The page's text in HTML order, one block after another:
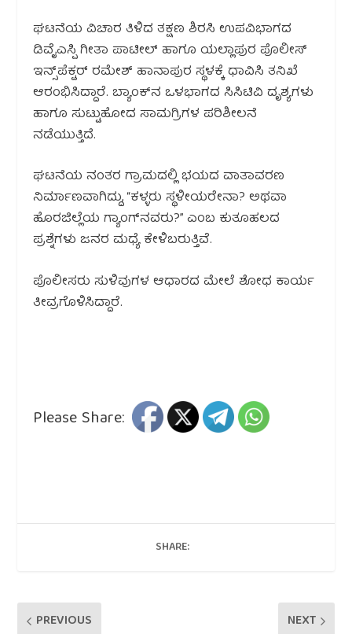
ಘಟನೆಯ ವಿಚಾರ ತಿಳಿದ ತಕ್ಷಣ ಶಿರಸಿ ಉಪವಿಭಾಗದ
ಡಿವೈಎಸ್ಪಿ ಗೀತಾ ಪಾಟೀಲ್ ಹಾಗೂ ಯಲ್ಲಾಪುರ ಪೊಲೀಸ್
ಇನ್ಸ್‌ಪೆಕ್ಟರ್ ರಮೇಶ್ ಹಾನಾಪುರ ಸ್ಥಳಕ್ಕೆ ಧಾವಿಸಿ ತನಿಖೆ
ಆರಂಭಿಸಿದ್ದಾರೆ. ಬ್ಯಾಂಕ್‌ನ ಒಳಭಾಗದ ಸಿಸಿಟಿವಿ ದೃಶ್ಯಗಳು
ಹಾಗೂ ಸುಟ್ಟುಹೋದ ಸಾಮಗ್ರಿಗಳ ಪರಿಶೀಲನೆ
ನಡೆಯುತ್ತಿದೆ.
ಘಟನೆಯ ನಂತರ ಗ್ರಾಮದಲ್ಲಿ ಭಯದ ವಾತಾವರಣ
ನಿರ್ಮಾಣವಾಗಿದ್ದು, “ಕಳ್ಳರು ಸ್ಥಳೀಯರೇನಾ? ಅಥವಾ
ಹೊರಜಿಲ್ಲೆಯ ಗ್ಯಾಂಗ್‌ನವರು?” ಎಂಬ ಕುತೂಹಲದ
ಪ್ರಶ್ನೆಗಳು ಜನರ ಮಧ್ಯೆ ಕೇಳಿಬರುತ್ತಿವೆ.
ಪೊಲೀಸರು ಸುಳಿವುಗಳ ಆಧಾರದ ಮೇಲೆ ಶೋಧ ಕಾರ್ಯ
ತೀವ್ರಗೊಳಿಸಿದ್ದಾರೆ.
Please Share:
SHARE:
PREVIOUS NEXT